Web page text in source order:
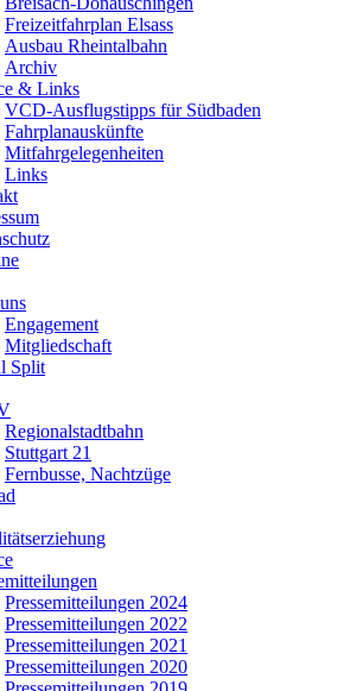
Freizeitfahrplan Elsass
Ausbau Rheintalbahn
Archiv
& Links
VCD-Ausflugstipps für Südbaden
Fahrplanauskünfte
Mitfahrgelegenheiten
Links
Engagement
Mitgliedschaft
Split
Regionalstadtbahn
Stuttgart 21
Fernbusse, Nachtzüge
Pressemitteilungen 2024
Pressemitteilungen 2022
Pressemitteilungen 2021
Pressemitteilungen 2020